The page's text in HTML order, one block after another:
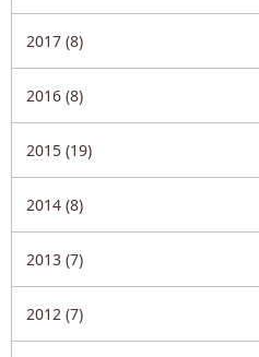
2017 (8)
2016 (8)
2015 (19)
2014 (8)
2013 (7)
2012 (7)